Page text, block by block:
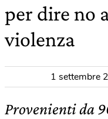
per dire no
violenza
1 settembre
Provenienti da